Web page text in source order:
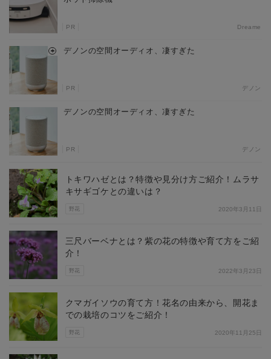
PR Dreame
デノンの空間オーディオ、凄すぎた
PR デノン
デノンの空間オーディオ、凄すぎた
PR デノン
野花
トキワハゼとは？特徴や見分け方ご紹介！ムラサ
キサギゴケとの違いは？
2020年3月11日
野花
三尺バーベナとは？紫の花の特徴や育て方をご紹
介！
2022年3月23日
野花
クマガイソウの育て方！花名の由来から、開花ま
での栽培のコツをご紹介！
2020年11月25日